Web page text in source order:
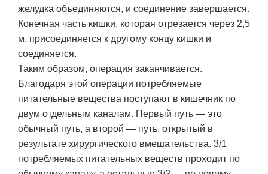
желудка объединяются, и соединение завершается.
Конечная часть кишки, которая отрезается через 2,5
м, присоединяется к другому концу кишки и
соединяется.
Таким образом, операция заканчивается.
Благодаря этой операции потребляемые
питательные вещества поступают в кишечник по
двум отдельным каналам. Первый путь — это
обычный путь, а второй — путь, открытый в
результате хирургического вмешательства. 3/1
потребляемых питательных веществ проходит по